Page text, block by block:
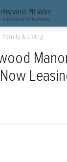
Family & Living